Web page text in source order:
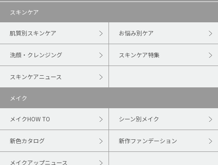
スキンケア
肌質別スキンケア お悩み別ケア
洗顔・クレンジング スキンケア特集
スキンケアニュース
メイク
メイクHOW TO シーン別メイク
新色カタログ 新作ファンデーション
メイクアップニュース